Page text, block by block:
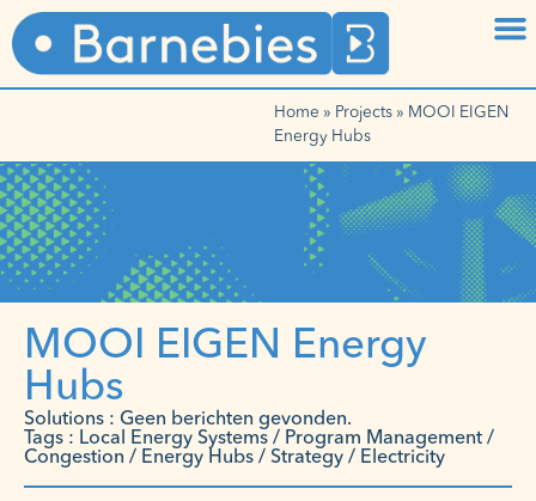
Home » Projects» MOOI EIGEN
Energy Hubs
MOOI EIGEN Energy
Hubs
Solutions : Geen berichten gevonden.
Tags : Local Energy Systems / Program Management /
Congestion / Energy Hubs / Strategy / Electricity